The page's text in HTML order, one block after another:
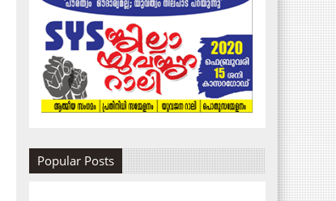
Popular Posts